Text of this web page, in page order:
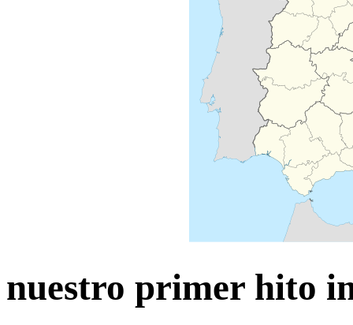
nuestro primer hito